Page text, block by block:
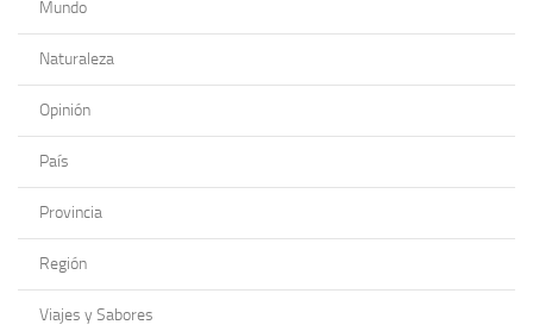
Mundo
Naturaleza
Opinión
País
Provincia
Región
Viajes y Sabores